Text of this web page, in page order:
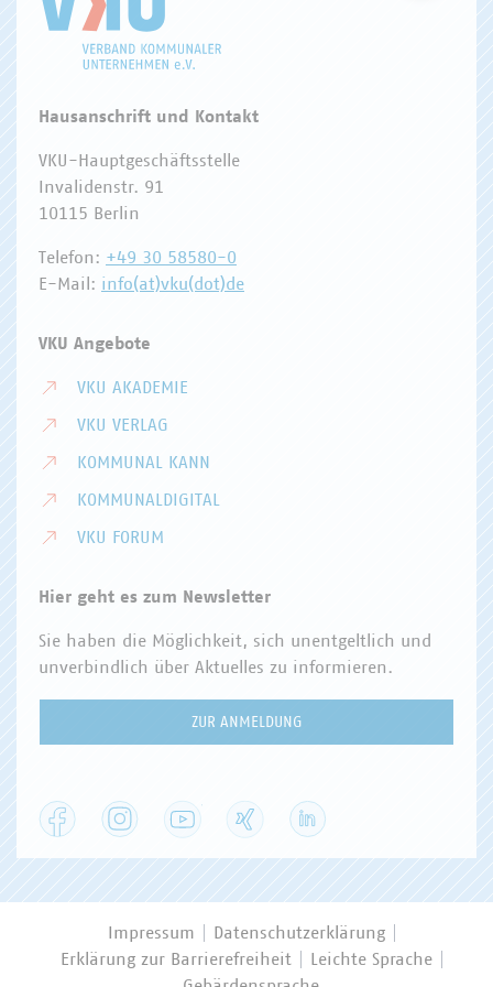
Hausanschrift und Kontakt
VKU-Hauptgeschäftsstelle
Invalidenstr. 91
10115 Berlin
Telefon: +49 30 58580-0
E-Mail: info(at)vku(dot)de
VKU Angebote
VKU AKADEMIE
VKU VERLAG
KOMMUNAL KANN
KOMMUNALDIGITAL
VKU FORUM
Hier geht es zum Newsletter
Sie haben die Möglichkeit, sich unentgeltlich und
unverbindlich über Aktuelles zu informieren.
ZUR ANMELDUNG
Facebook Instagram YouTube
Impressum
Datenschutzerklärung
Erklärung zur Barrierefreiheit
Leichte Sprache